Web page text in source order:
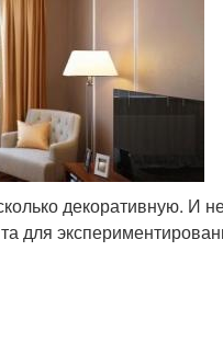
декоративную. И
для